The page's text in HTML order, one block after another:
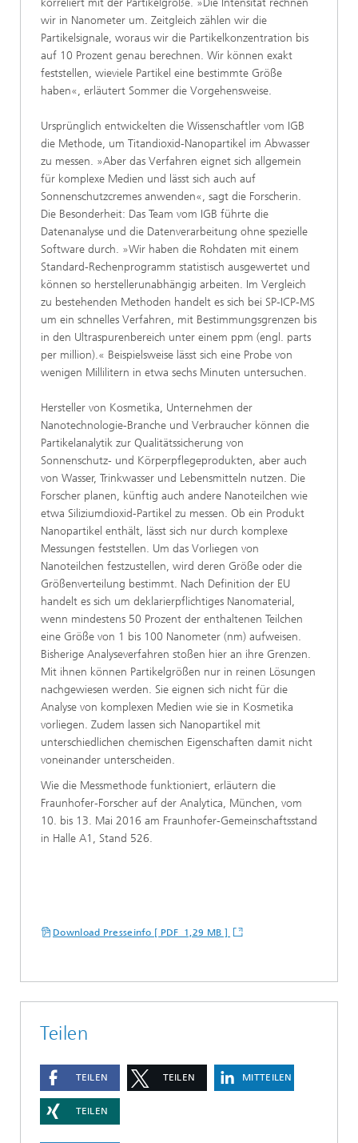
wir in Nanometer um. Zeitgleich zählen wir die
Partikelsignale, woraus wir die Partikelkonzentration bis
auf 10 Prozent genau berechnen. Wir können exakt
feststellen, wieviele Partikel eine bestimmte Größe
haben«, erläutert Sommer die Vorgehensweise.
Ursprünglich entwickelten die Wissenschaftler vom IGB
die Methode, um Titandioxid-Nanopartikel im Abwasser
zu messen. »Aber das Verfahren eignet sich allgemein
für komplexe Medien und lässt sich auch auf
Sonnenschutzcremes anwenden«, sagt die Forscherin.
Die Besonderheit: Das Team vom IGB führte die
Datenanalyse und die Datenverarbeitung ohne spezielle
Software durch. »Wir haben die Rohdaten mit einem
Standard-Rechenprogramm statistisch ausgewertet und
können so herstellerunabhängig arbeiten. Im Vergleich
zu bestehenden Methoden handelt es sich bei SP-ICP-MS
um ein schnelles Verfahren, mit Bestimmungsgrenzen bis
in den Ultraspurenbereich unter einem ppm (engl. parts
per million).« Beispielsweise lässt sich eine Probe von
wenigen Millilitern in etwa sechs Minuten untersuchen.
Hersteller von Kosmetika, Unternehmen der
Nanotechnologie-Branche und Verbraucher können die
Partikelanalytik zur Qualitätssicherung von
Sonnenschutz- und Körperpflegeprodukten, aber auch
von Wasser, Trinkwasser und Lebensmitteln nutzen. Die
Forscher planen, künftig auch andere Nanoteilchen wie
etwa Siliziumdioxid-Partikel zu messen. Ob ein Produkt
Nanopartikel enthält, lässt sich nur durch komplexe
Messungen feststellen. Um das Vorliegen von
Nanoteilchen festzustellen, wird deren Größe oder die
Größenverteilung bestimmt. Nach Definition der EU
handelt es sich um deklarierpflichtiges Nanomaterial,
wenn mindestens 50 Prozent der enthaltenen Teilchen
eine Größe von 1 bis 100 Nanometer (nm) aufweisen.
Bisherige Analyseverfahren stoßen hier an ihre Grenzen.
Mit ihnen können Partikelgrößen nur in reinen Lösungen
nachgewiesen werden. Sie eignen sich nicht für die
Analyse von komplexen Medien wie sie in Kosmetika
vorliegen. Zudem lassen sich Nanopartikel mit
unterschiedlichen chemischen Eigenschaften damit nicht
voneinander unterscheiden.
Wie die Messmethode funktioniert, erläutern die
Fraunhofer-Forscher auf der Analytica, München, vom
10. bis 13. Mai 2016 am Fraunhofer-Gemeinschaftsstand
in Halle A1, Stand 526.
Download Presseinfo [ PDF 1,29 MB ]
Teilen
TEILEN TEILEN MITTEILEN
TEILEN